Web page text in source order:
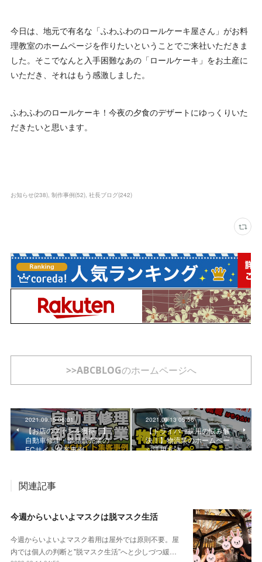
今日は、地元で有名な「ふわふわのロールケーキ屋さん」がお料
理教室のホームページを作りたいということでご来社いただきま
した。そこでなんと入手困難なあの「ロールケーキ」をお土産に
いただき、それはもう感激しました。
ふわふわのロールケーキ！今夜の夕食のデザートにゆっくりいた
だきたいと思います。
お知らせ(238) 制作事例(52) 社長ブログ(242)
>>ABCBLOGのホームページへ
2021.09.15 06:01
【お店のファンを獲得！】
自動車修理・部品販売業の
ECサイト集客事例
2021.09.13 05:56
【ドライバー採用の悩み解
決！】物流業のホームペー
ジ活用方法
関連記事
今週からいよいよマスクは脱マスク生活
今週からいよいよマスク着用は屋外では原則不要。屋
内では個人の判断と"脱マスク生活”へと少しづつ緩…